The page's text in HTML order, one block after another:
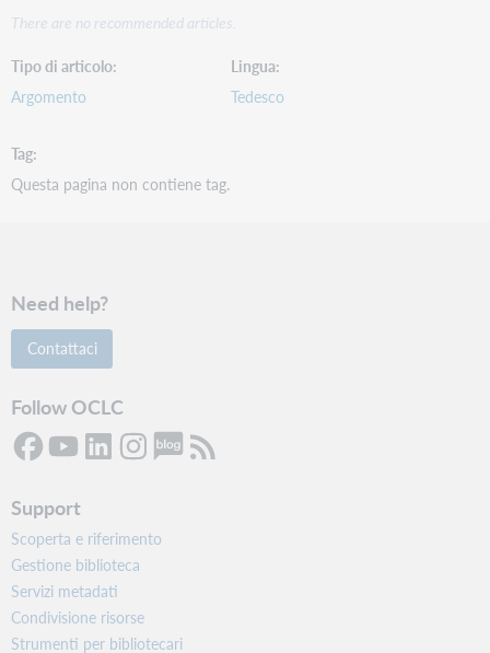
There are no recommended articles.
Tipo di articolo
Argomento
Lingua
Tedesco
Tag
Questa pagina non contiene tag.
Need help?
Contattaci
Follow OCLC
Support
Scoperta e riferimento
Gestione biblioteca
Servizi metadati
Condivisione risorse
Strumenti per bibliotecari